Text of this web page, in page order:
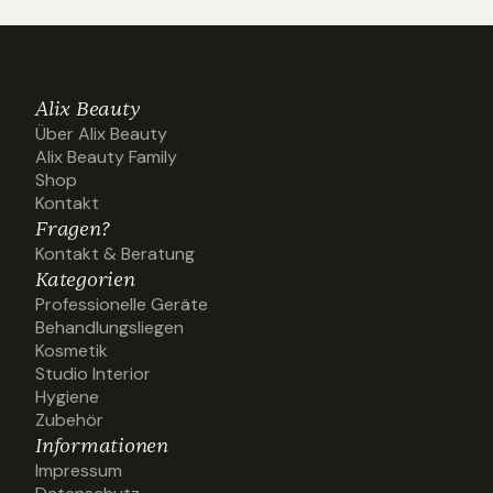
Alix Beauty
Über Alix Beauty
Über Alix Beauty
Alix Beauty Family
Alix Beauty Family
Shop
Shop
Kontakt
Kontakt
Fragen?
Kontakt & Beratung
Kontakt & Beratung
Kategorien
Professionelle Geräte
Professionelle Geräte
Behandlungsliegen
Behandlungsliegen
Kosmetik
Kosmetik
Studio Interior
Studio Interior
Hygiene
Hygiene
Zubehör
Zubehör
Informationen
Impressum